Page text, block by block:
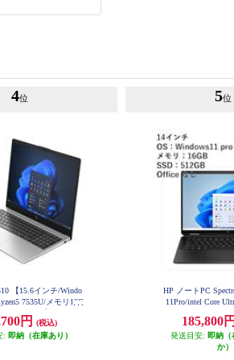
4位
【15.6インチ/Windo
7535U/メモリ16G
T-AAGC
円
(税込)
: 即納（在庫あり）
5位
HP ノートPC
11Pro/intel Core
A
185,800円
発送目安: 即納（
か）